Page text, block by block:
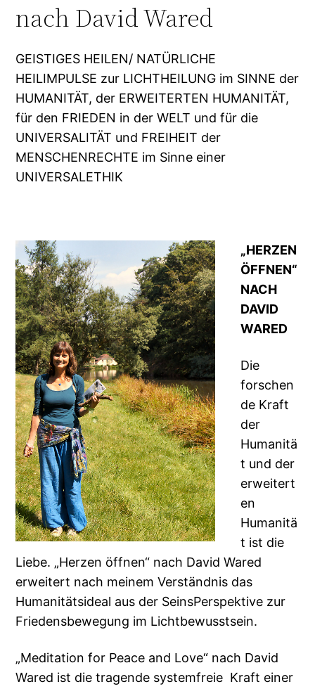
nach David Wared
GEISTIGES HEILEN/ NATÜRLICHE
HEILIMPULSE zur LICHTHEILUNG im SINNE der
HUMANITÄT, der ERWEITERTEN HUMANITÄT,
für den FRIEDEN in der WELT und für die
UNIVERSALITÄT und FREIHEIT der
MENSCHENRECHTE im Sinne einer
UNIVERSALETHIK
„HERZEN
ÖFFNEN“
NACH
DAVID
WARED
Die
forschen
de Kraft
der
Humanitä
t und der
erweitert
en
Humanitä
t ist die
Liebe. „Herzen öffnen“ nach David Wared
erweitert nach meinem Verständnis das
Humanitätsideal aus der SeinsPerspektive zur
Friedensbewegung im Lichtbewusstsein.
„Meditation for Peace and Love“ nach David
Wared ist die tragende systemfreie Kraft einer